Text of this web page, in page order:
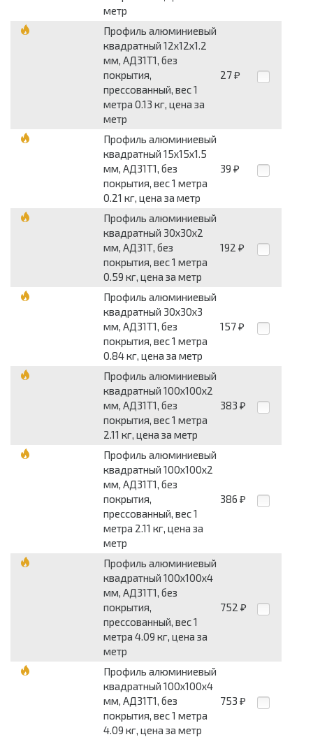
метр
Профиль алюминиевый
квадратный 12x12x1.2
мм, АД31Т1, без
покрытия,
прессованный, вес 1
метра 0.13 кг, цена за
метр
27 ₽
Профиль алюминиевый
квадратный 15x15x1.5
мм, АД31Т1, без
покрытия, вес 1 метра
0.21 кг, цена за метр
39 ₽
Профиль алюминиевый
квадратный 30x30x2
мм, АД31Т, без
покрытия, вес 1 метра
0.59 кг, цена за метр
192 ₽
Профиль алюминиевый
квадратный 30x30x3
мм, АД31Т1, без
покрытия, вес 1 метра
0.84 кг, цена за метр
157 ₽
Профиль алюминиевый
квадратный 100x100x2
мм, АД31Т1, без
покрытия, вес 1 метра
2.11 кг, цена за метр
383 ₽
Профиль алюминиевый
квадратный 100x100x2
мм, АД31Т1, без
покрытия,
прессованный, вес 1
метра 2.11 кг, цена за
метр
386 ₽
Профиль алюминиевый
квадратный 100x100x4
мм, АД31Т1, без
покрытия,
прессованный, вес 1
метра 4.09 кг, цена за
метр
752 ₽
Профиль алюминиевый
квадратный 100x100x4
мм, АД31Т1, без
покрытия, вес 1 метра
4.09 кг, цена за метр
753 ₽